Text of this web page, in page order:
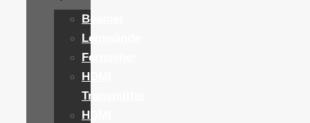
Beamer
Leinwände
Fernseher
HDMI
Transmitter
HDMI